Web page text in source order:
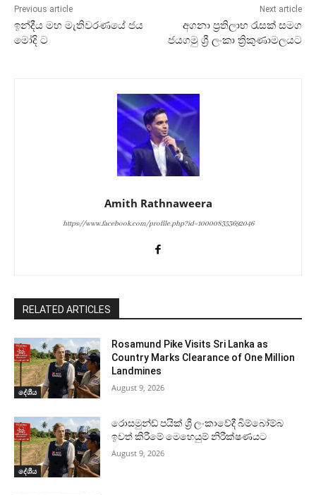
Previous article
ඉන්දීය මහ මැතිවරණයේ ජය
මෝදි ට
Next article
අගනා ප්‍රතිලාභ රැසක් සමග
ජයගමු ශ්‍රී ලංකා ත්‍රිකුණාමලයට
Amith Rathnaweera
https://www.facebook.com/profile.php?id=100008353692046
RELATED ARTICLES
දේශීය
Rosamund Pike Visits Sri Lanka as
Country Marks Clearance of One Million
Landmines
August 9, 2026
දේශීය
රොසමුන්ඩ් පයික් ශ්‍රී ලංකාවේදී බිම්බෝම්බ
ඉවත් කිරීමේ මෙහෙයුම් නිරීක්ෂණයට
August 9, 2026